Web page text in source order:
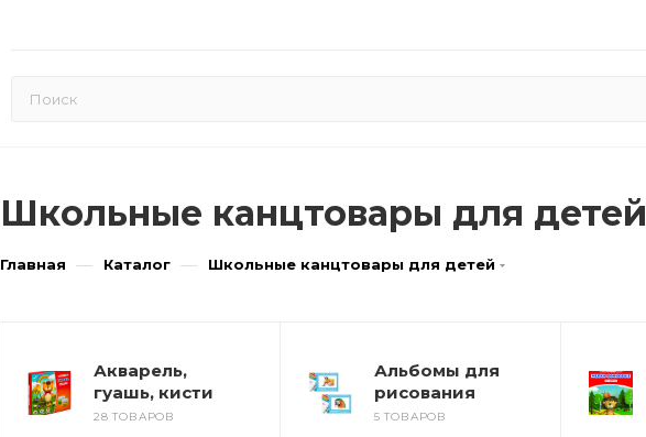
Школьные канцтовары для детей
Главная — Каталог — Школьные канцтовары для детей
Акварель,
гуашь, кисти
28 ТОВАРОВ
Альбомы для
рисования
5 ТОВАРОВ